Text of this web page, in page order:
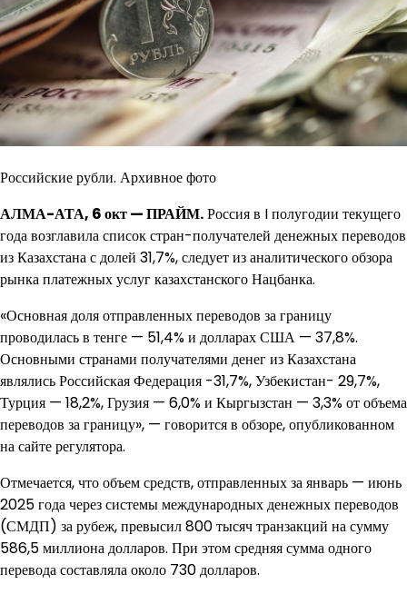
Российские рубли. Архивное фото
АЛМА-АТА, 6 окт — ПРАЙМ.Россия в I полугодии текущего
года возглавила список стран-получателей денежных переводов
из Казахстана с долей 31,7%, следует из аналитического обзора
рынка платежных услуг казахстанского Нацбанка.
«Основная доля отправленных переводов за границу
проводилась в тенге — 51,4% и долларах США — 37,8%.
Основными странами получателями денег из Казахстана
являлись Российская Федерация -31,7%, Узбекистан- 29,7%,
Турция — 18,2%, Грузия — 6,0% и Кыргызстан — 3,3% от объема
переводов за границу», — говорится в обзоре, опубликованном
на сайте регулятора.
Отмечается, что объем средств, отправленных за январь — июнь
2025 года через системы международных денежных переводов
(СМДП) за рубеж, превысил 800 тысяч транзакций на сумму
586,5 миллиона долларов. При этом средняя сумма одного
перевода составляла около 730 долларов.